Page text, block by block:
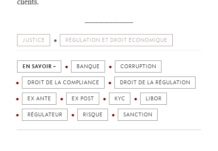
JUSTICE RÉGULATION ET DROIT ÉCONOMIQUE
EN SAVOIR + BANQUE CORRUPTION
DROIT DE LA COMPLIANCE DROIT DE LA RÉGULATION
EX ANTE EX POST KYC LIBOR
RÉGULATEUR RISQUE SANCTION